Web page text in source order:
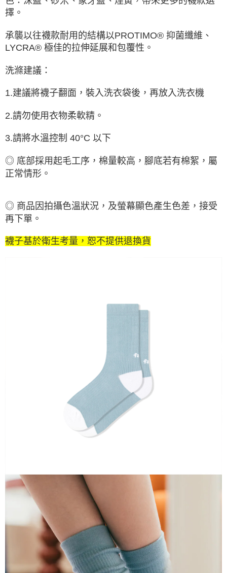
擇。
承襲以往襪款耐用的結構以PROTIMO® 抑菌纖維、
LYCRA® 極佳的拉伸延展和包覆性。
洗滌建議：
1.建議將襪子翻面，裝入洗衣袋後，再放入洗衣機
2.請勿使用衣物柔軟精。
3.請將水溫控制 40°C 以下
◎ 底部採用起毛工序，棉量較高，腳底若有棉絮，屬
正常情形。
◎ 商品因拍攝色溫狀況，及螢幕顯色產生色差，接受
再下單。
襪子基於衛生考量，恕不提供退換貨